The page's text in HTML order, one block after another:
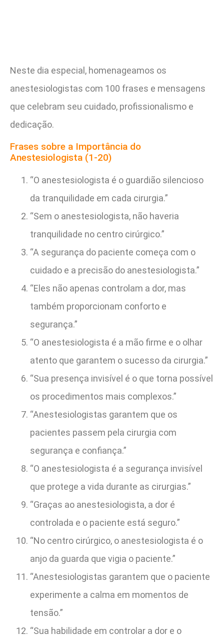
Neste dia especial, homenageamos os
anestesiologistas com 100 frases e mensagens
que celebram seu cuidado, profissionalismo e
dedicação.
Frases sobre a Importância do
Anestesiologista (1-20)
“O anestesiologista é o guardião silencioso
da tranquilidade em cada cirurgia.”
“Sem o anestesiologista, não haveria
tranquilidade no centro cirúrgico.”
“A segurança do paciente começa com o
cuidado e a precisão do anestesiologista.”
“Eles não apenas controlam a dor, mas
também proporcionam conforto e
segurança.”
“O anestesiologista é a mão firme e o olhar
atento que garantem o sucesso da cirurgia.”
“Sua presença invisível é o que torna possível
os procedimentos mais complexos.”
“Anestesiologistas garantem que os
pacientes passem pela cirurgia com
segurança e confiança.”
“O anestesiologista é a segurança invisível
que protege a vida durante as cirurgias.”
“Graças ao anestesiologista, a dor é
controlada e o paciente está seguro.”
“No centro cirúrgico, o anestesiologista é o
anjo da guarda que vigia o paciente.”
“Anestesiologistas garantem que o paciente
experimente a calma em momentos de
tensão.”
“Sua habilidade em controlar a dor e o